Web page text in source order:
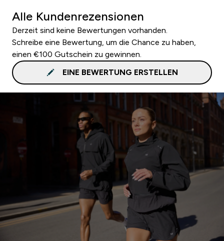
Alle Kundenrezensionen
Derzeit sind keine Bewertungen vorhanden.
Schreibe eine Bewertung, um die Chance zu haben,
einen €100 Gutschein zu gewinnen.
EINE BEWERTUNG ERSTELLEN